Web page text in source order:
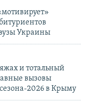
Украины
и тотальный
вызовы
2026 в Крыму